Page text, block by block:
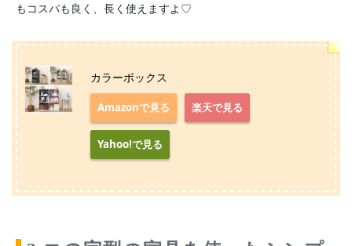
もコスパも良く、長く使えますよ♡
カラーボックス
Amazonで見る 楽天で見る
Yahoo!で見る